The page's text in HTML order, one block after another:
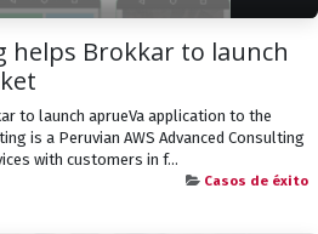
helps Brokkar to launch
to launch aprueVa application to the
is a Peruvian AWS Advanced Consulting
with customers in f...
Casos de éxito